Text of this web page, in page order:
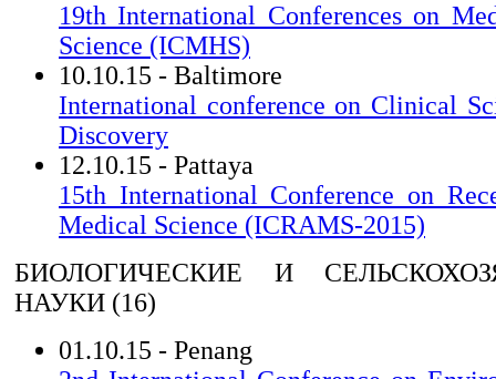
19th International Conferences on
Science (ICMHS)
10.10.15 - Baltimore
International conference on Clinical
Discovery
12.10.15 - Pattaya
15th International Conference on
Medical Science (ICRAMS-2015)
БИОЛОГИЧЕСКИЕ И
НАУКИ (16)
01.10.15 - Penang